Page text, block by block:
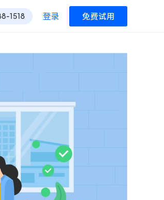
1518 登录 免费试用